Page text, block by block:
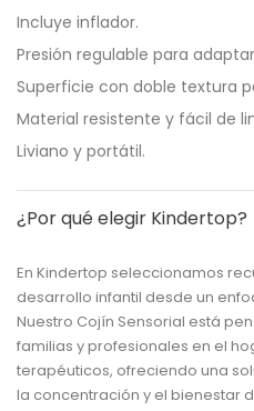
Incluye inflador.
Presión regulable para
Superficie con doble textura
Material resistente y fácil de
Liviano y portátil.
¿Por qué elegir Kindertop?
En Kindertop seleccionamos
desarrollo infantil desde un
Nuestro Cojín Sensorial está
familias y profesionales en el
terapéuticos, ofreciendo una
la concentración y el bienestar